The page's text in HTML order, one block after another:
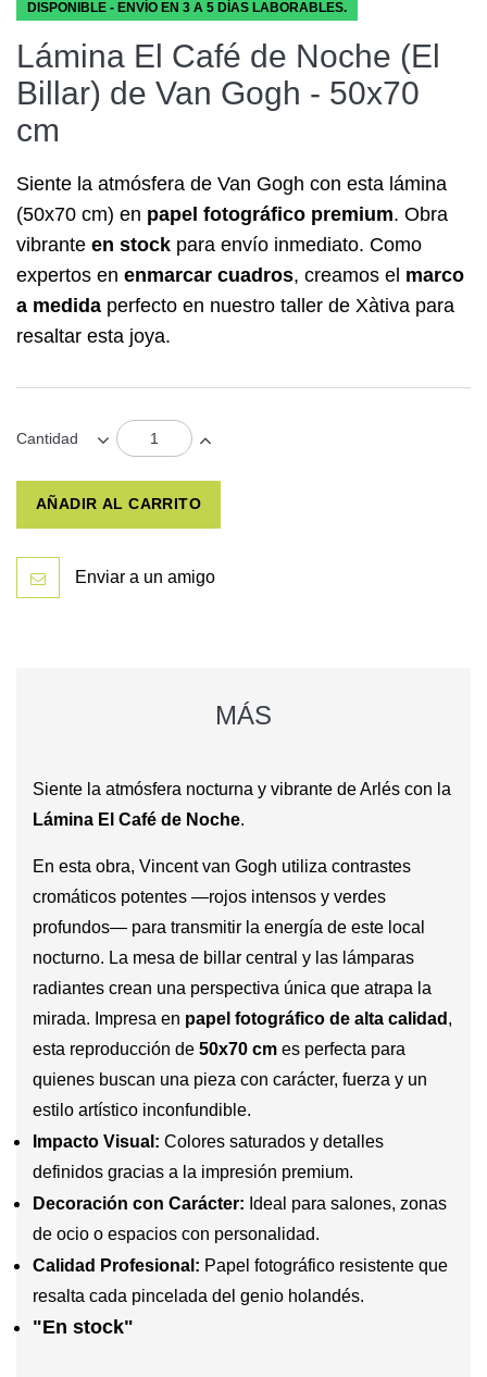
DISPONIBLE - ENVÍO EN 3 A 5 DÍAS LABORABLES.
Lámina El Café de Noche (El
Billar) de Van Gogh - 50x70
cm
Siente la atmósfera de Van Gogh con esta lámina
(50x70 cm) en papel fotográfico premium. Obra
vibrante en stock para envío inmediato. Como
expertos en enmarcar cuadros, creamos el marco
a medida perfecto en nuestro taller de Xàtiva para
resaltar esta joya.
Cantidad
AÑADIR AL CARRITO
Enviar a un amigo
MÁS
Siente la atmósfera nocturna y vibrante de Arlés con la
Lámina El Café de Noche.
En esta obra, Vincent van Gogh utiliza contrastes
cromáticos potentes —rojos intensos y verdes
profundos— para transmitir la energía de este local
nocturno. La mesa de billar central y las lámparas
radiantes crean una perspectiva única que atrapa la
mirada. Impresa en papel fotográfico de alta calidad ,
esta reproducción de 50x70 cm es perfecta para
quienes buscan una pieza con carácter, fuerza y un
estilo artístico inconfundible.
Impacto Visual: Colores saturados y detalles
definidos gracias a la impresión premium.
Decoración con Carácter: Ideal para salones, zonas
de ocio o espacios con personalidad.
Calidad Profesional: Papel fotográfico resistente que
resalta cada pincelada del genio holandés.
"En stock"